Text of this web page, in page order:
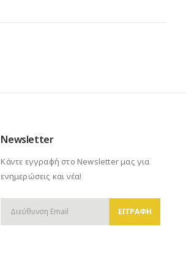
Newsletter
Κάντε εγγραφή στο Newsletter μας για
ενημερώσεις και νέα!